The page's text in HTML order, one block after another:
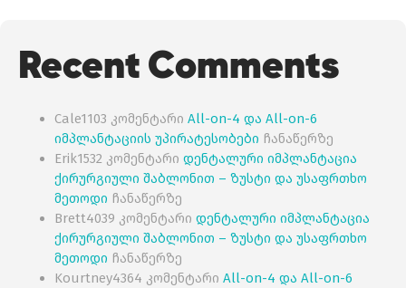
Recent Comments
Cale1103 კომენტარი All-on-4 და All-on-6
იმპლანტაციის უპირატესობები ჩანაწერზე
Erik1532 კომენტარი დენტალური იმპლანტაცია
ქირურგიული შაბლონით – ზუსტი და უსაფრთხო
მეთოდი ჩანაწერზე
Brett4039 კომენტარი დენტალური იმპლანტაცია
ქირურგიული შაბლონით – ზუსტი და უსაფრთხო
მეთოდი ჩანაწერზე
Kourtney4364 კომენტარი All-on-4 და All-on-6